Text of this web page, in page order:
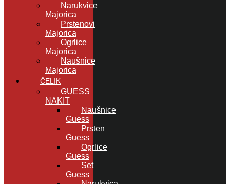
Narukvice
Majorica
Prstenovi
Majorica
Ogrlice
Majorica
Naušnice
Majorica
ČELIK
GUESS
NAKIT
Naušnice
Guess
Prsten
Guess
Ogrlice
Guess
Set
Guess